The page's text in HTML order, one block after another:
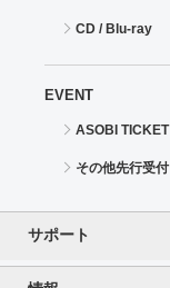
CD / Blu-ray
EVENT
ASOBI TICKET
その他先行受付
サポート